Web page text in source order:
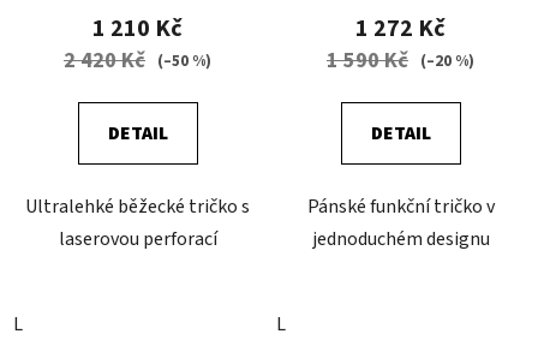
1 210 Kč
2 420 Kč (–50 %)
DETAIL
Ultralehké běžecké tričko s
laserovou perforací
L
1 272 Kč
1 590 Kč (–20 %)
DETAIL
Pánské funkční tričko v
jednoduchém designu
L